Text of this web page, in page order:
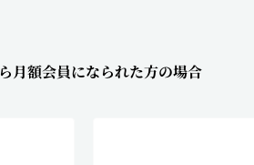
月額会員になられた方の場合